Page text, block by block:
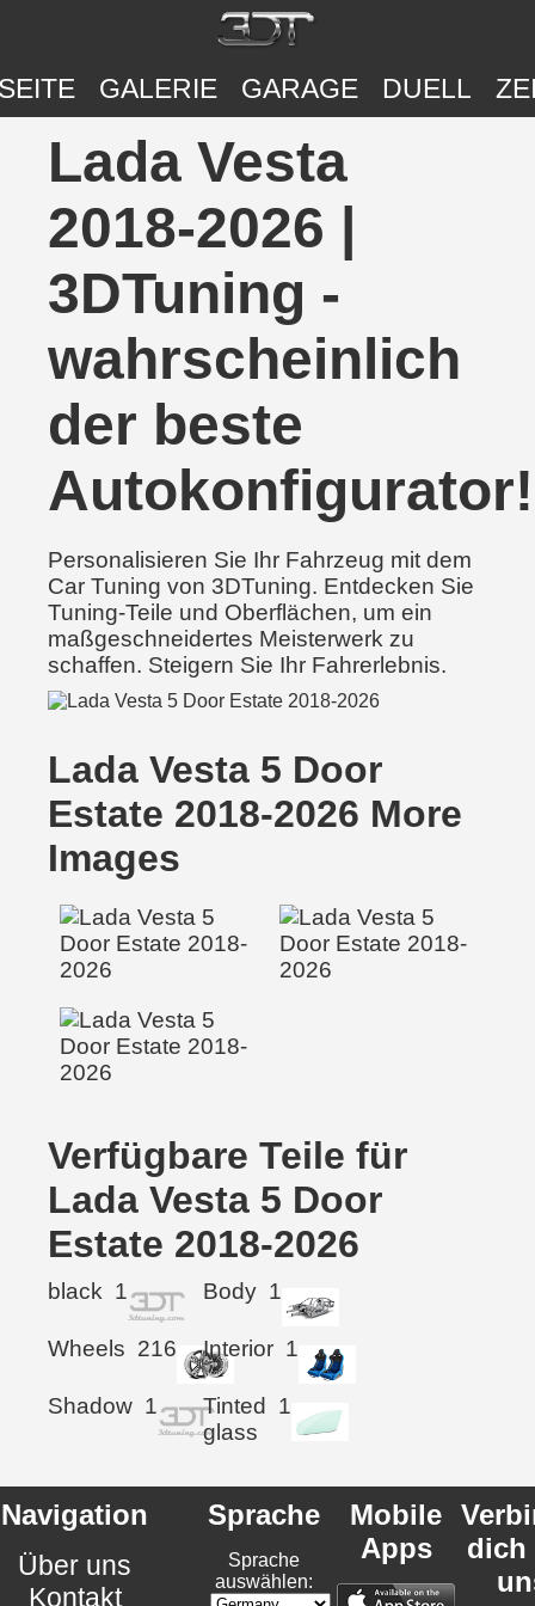
GALERIE GARAGE DUELL
Lada Vesta
2018-2026 |
3DTuning -
wahrscheinlich
der beste
Autokonfigurator!
Personalisieren Sie Ihr Fahrzeug mit dem
Car Tuning von 3DTuning. Entdecken Sie
Tuning-Teile und Oberflächen, um ein
maßgeschneidertes Meisterwerk zu
schaffen. Steigern Sie Ihr Fahrerlebnis.
Lada Vesta 5 Door
Estate 2018-2026 More
Images
Verfügbare Teile für
Lada Vesta 5 Door
Estate 2018-2026
black 1 Body 1
Wheels 216 Interior 1
Shadow 1
Tinted
glass
1
Navigation
Über uns
Kontakt
Sprache
Sprache
auswählen:
Mobile
Apps
dich